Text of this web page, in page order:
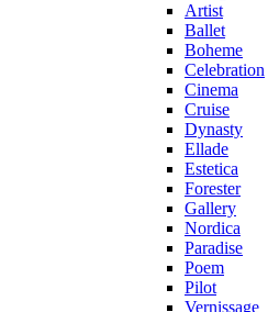
Artist
Ballet
Boheme
Celebration
Cinema
Cruise
Dynasty
Ellade
Estetica
Forester
Gallery
Nordica
Paradise
Poem
Pilot
Vernissage